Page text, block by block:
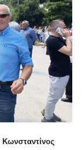
Κωνσταντίνος